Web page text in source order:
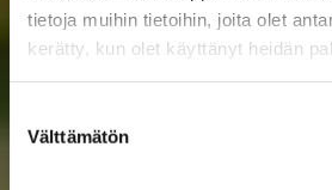
tietoja muihin tietoihin, joita olet
kerätty, kun olet käyttänyt heidän
valinta
Välttämätön